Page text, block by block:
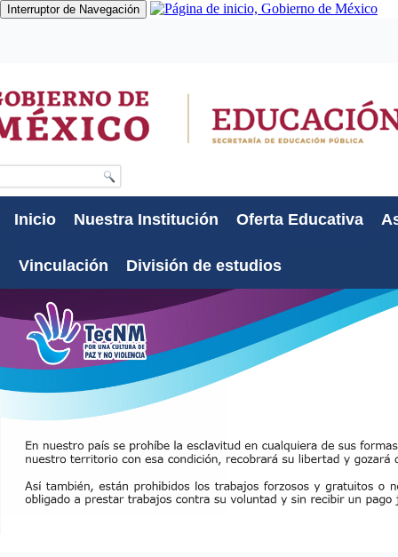
Interruptor de Navegación
Inicio Nuestra Institución Oferta Educativa
Vinculación División de estudios